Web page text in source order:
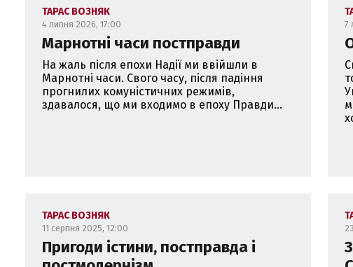
ТАРАС ВОЗНЯК
4 липня 2026, 17:00
Марнотні часи постправди
На жаль після епохи Надії ми ввійшли в
Марнотні часи. Свого часу, після падіння
прогнилих комуністичних режимів,
здавалося, що ми входимо в епоху Правди...
7
ТАРАС ВОЗНЯК
11 серпня 2025, 12:00
Пригоди істини, постправда і